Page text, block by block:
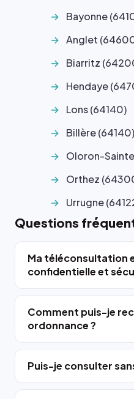
Bayonne
Anglet
Biarritz
Hendaye
Lons (64140)
Billère (64140)
Oloron-
Orthez
Urrugne
Questions
Ma téléconsultation
confidentielle et
Comment puis-je
ordonnance ?
Puis-je consulter